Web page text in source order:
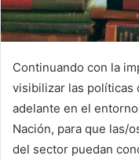
Continuando con la
visibilizar las políticas
adelante en el
Nación, para que las/
del sector puedan